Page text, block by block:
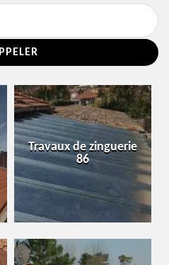
Travaux de zinguerie
86